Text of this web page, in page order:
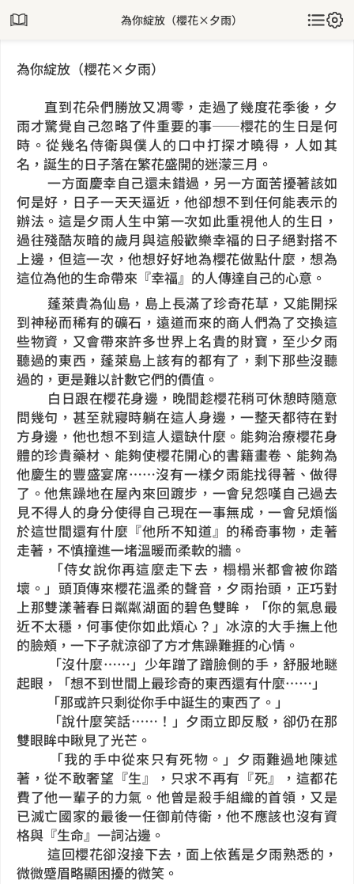
為你綻放（櫻花×夕雨）
為你綻放（櫻花×夕雨）
直到花朵們勝放又凋零，走過了幾度花季後，夕
雨才驚覺自己忽略了件重要的事──櫻花的生日是何
時。從幾名侍衛與僕人的口中打探才曉得，人如其
名，誕生的日子落在繁花盛開的迷濛三月。
一方面慶幸自己還未錯過，另一方面苦擾著該如
何是好，日子一天天逼近，他卻想不到任何能表示的
辦法。這是夕雨人生中第一次如此重視他人的生日，
過往殘酷灰暗的歲月與這般歡樂幸福的日子絕對搭不
上邊，但這一次，他想好好地為櫻花做點什麼，想為
這位為他的生命帶來『幸福』的人傳達自己的心意。
蓬萊貴為仙島，島上長滿了珍奇花草，又能開採
到神秘而稀有的礦石，遠道而來的商人們為了交換這
些物資，又會帶來許多世界上名貴的財寶，至少夕雨
聽過的東西，蓬萊島上該有的都有了，剩下那些沒聽
過的，更是難以計數它們的價值。
白日跟在櫻花身邊，晚間趁櫻花稍可休憩時隨意
問幾句，甚至就寢時躺在這人身邊，一整天都待在對
方身邊，他也想不到這人還缺什麼。能夠治療櫻花身
體的珍貴藥材、能夠使櫻花開心的書籍畫卷、能夠為
他慶生的豐盛宴席……沒有一樣夕雨能找得著、做得
了。他焦躁地在屋內來回踱步，一會兒怨嘆自己過去
見不得人的身分使得自己現在一事無成，一會兒煩惱
於這世間還有什麼『他所不知道』的稀奇事物，走著
走著，不慎撞進一堵溫暖而柔軟的牆。
「侍女說你再這麼走下去，榻榻米都會被你踏
壞。」頭頂傳來櫻花溫柔的聲音，夕雨抬頭，正巧對
上那雙漾著春日粼粼湖面的碧色雙眸，「你的氣息最
近不太穩，何事使你如此煩心？」冰涼的大手撫上他
的臉頰，一下子就涼卻了方才焦躁難捱的心情。
「沒什麼……」少年蹭了蹭臉側的手，舒服地瞇
起眼，「想不到世間上最珍奇的東西還有什麼……」
「那或許只剩從你手中誕生的東西了。」
「說什麼笑話……！」夕雨立即反駁，卻仍在那
雙眼眸中瞅見了光芒。
「我的手中從來只有死物。」夕雨難過地陳述
著，從不敢奢望『生』，只求不再有『死』，這都花
費了他一輩子的力氣。他曾是殺手組織的首領，又是
已滅亡國家的最後一任御前侍衛，他不應該也沒有資
格與『生命』一詞沾邊。
這回櫻花卻沒接下去，面上依舊是夕雨熟悉的，
微微蹙眉略顯困擾的微笑。